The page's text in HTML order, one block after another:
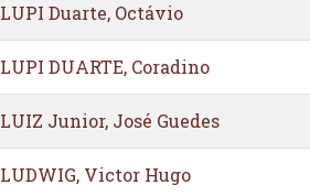
LUPI Duarte, Octávio
LUPI DUARTE, Coradino
LUIZ Junior, José Guedes
LUDWIG, Victor Hugo